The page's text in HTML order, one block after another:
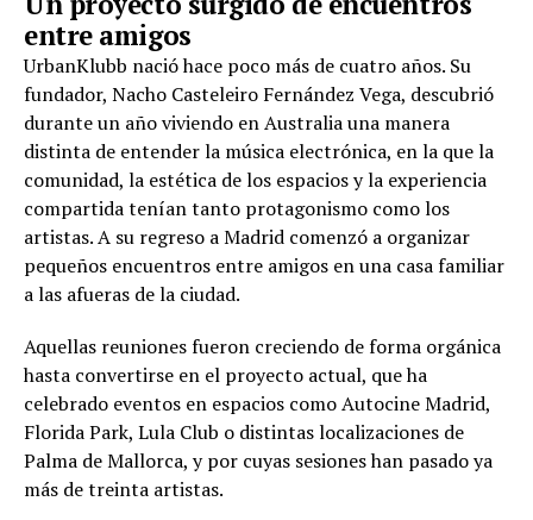
entre amigos
UrbanKlubb nació hace poco más de cuatro años. Su
fundador, Nacho Casteleiro Fernández Vega, descubrió
durante un año viviendo en Australia una manera
distinta de entender la música electrónica, en la que la
comunidad, la estética de los espacios y la experiencia
compartida tenían tanto protagonismo como los
artistas. A su regreso a Madrid comenzó a organizar
pequeños encuentros entre amigos en una casa familiar
a las afueras de la ciudad.
Aquellas reuniones fueron creciendo de forma orgánica
hasta convertirse en el proyecto actual, que ha
celebrado eventos en espacios como Autocine Madrid,
Florida Park, Lula Club o distintas localizaciones de
Palma de Mallorca, y por cuyas sesiones han pasado ya
más de treinta artistas.